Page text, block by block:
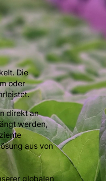
Die
oder
direkt an
werden,
aus von
globalen